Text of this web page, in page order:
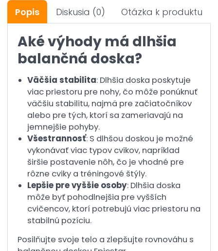
Popis Diskusia (0) Otázka k produktu
Aké výhody má dlhšia
balančná doska?
Väčšia stabilita: Dlhšia doska poskytuje
viac priestoru pre nohy, čo môže ponúknuť
väčšiu stabilitu, najmä pre začiatočníkov
alebo pre tých, ktorí sa zameriavajú na
jemnejšie pohyby.
Všestrannosť: S dlhšou doskou je možné
vykonávať viac typov cvikov, napríklad
širšie postavenie nôh, čo je vhodné pre
rôzne cviky a tréningové štýly.
Lepšie pre vyššie osoby: Dlhšia doska
môže byť pohodlnejšia pre vyšších
cvičencov, ktorí potrebujú viac priestoru na
stabilnú pozíciu.
Posilňujte svoje telo a zlepšujte rovnováhu s